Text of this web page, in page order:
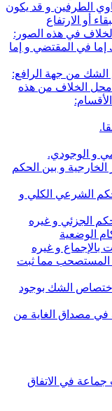
الطرفين و قد يكون
أو الارتفاع
في هذه الصور:
في المقتضي و إما
من جهة الرافع:
الخلاف من هذه
و الوجودي.
و بين الحكم
الشرعي الكلي و
الجزئي و غيره
الوضعية
و غيره
مما ثبت
الشك بوجود
مصداق الغاية من
في الاتفاق